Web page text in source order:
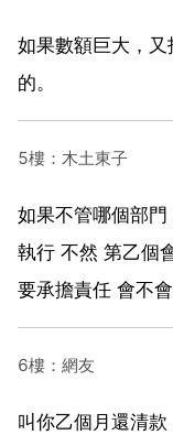
如果數額巨大，
的。
5樓：木土東子
如果不管哪個部
執行 不然 第乙個
要承擔責任 會不
6樓：網友
叫你乙個月還清